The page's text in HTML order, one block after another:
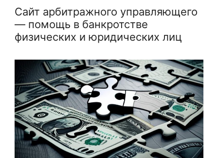
Сайт арбитражного управляющего
— помощь в банкротстве
физических и юридических лиц